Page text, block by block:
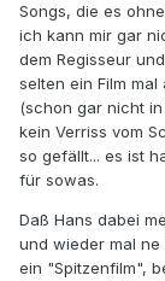
Songs, die es
ich kann mir gar
dem Regisseur
selten ein Film
(schon gar nicht
kein Verriss vom
so gefällt... es ist
für sowas.
Daß Hans dabei
und wieder mal
ein "Spitzenfilm",